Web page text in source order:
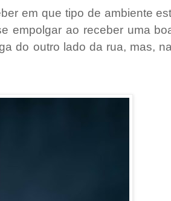
em que tipo de ambiente
empolgar ao receber uma
do outro lado da rua, mas,